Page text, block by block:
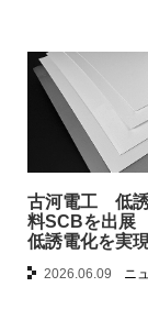
古河電工 低
料SCBを出展
低誘電化を実
2026.06.09 ニ